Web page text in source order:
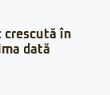
crescută în
dată